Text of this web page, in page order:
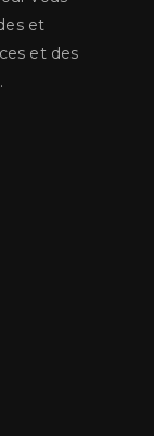
et
et des